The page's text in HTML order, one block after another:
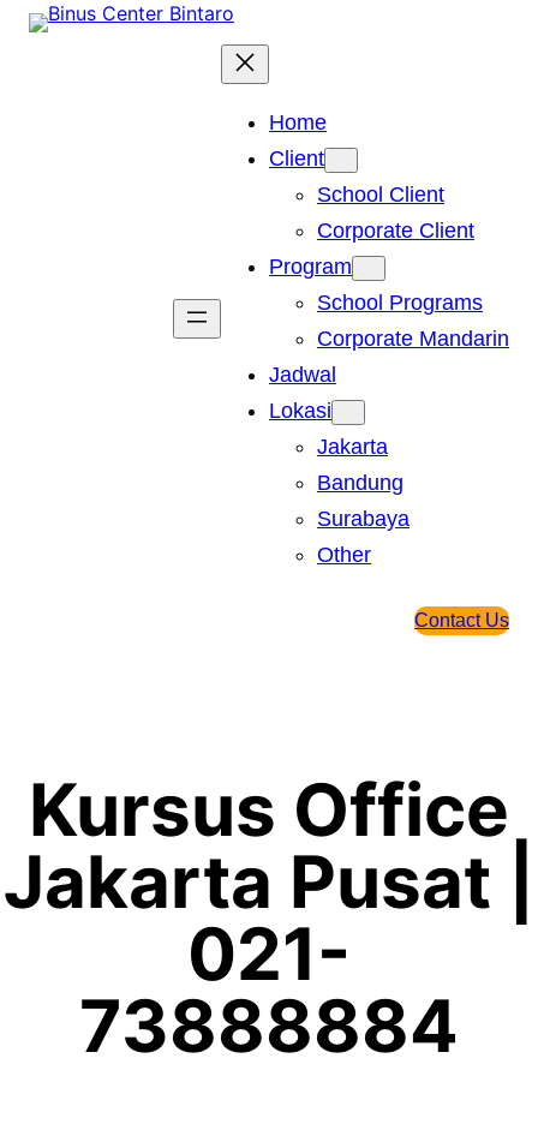
Skip
Home
Client
School Client
Corporate Client
Program
School Programs
Corporate Mandarin
Jadwal
Lokasi
Jakarta
Bandung
Surabaya
Other
Contact Us
Kursus Office
Jakarta Pusat |
021-
73888884